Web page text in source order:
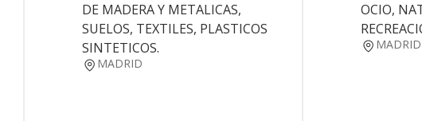
DE MADERA Y METALICAS,
SUELOS, TEXTILES, PLASTICOS
SINTETICOS.
MADRID
OCIO,
MADRID